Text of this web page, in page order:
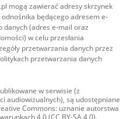
mogą zawierać adresy skrzynek
będącego adresem e-
danych (adres e-mail oraz
w celu przesłania
przetwarzania danych przez
przetwarzania danych
w serwisie (z
audiowizualnych), są udostępniane
Commons: uznanie autorstwa